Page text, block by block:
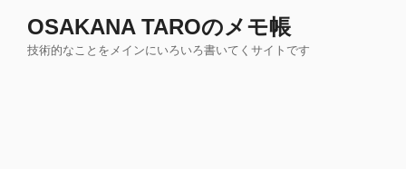
OSAKANA TAROのメモ帳
技術的なことをメインにいろいろ書いてくサイトです